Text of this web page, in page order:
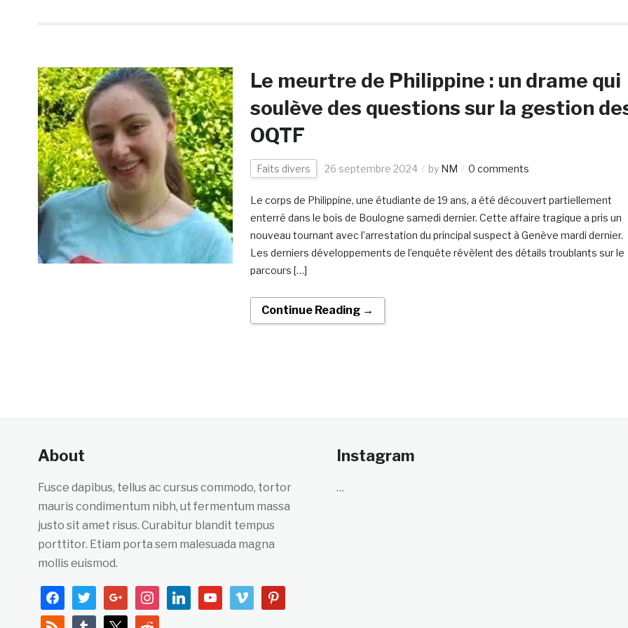
Le meurtre de Philippine : un drame qui
soulève des questions sur la gestion
OQTF
Faits divers 26 septembre 2024 by NM 0 comments
Le corps de Philippine, une étudiante de 19 ans, a été découvert partiellement
enterré dans le bois de Boulogne samedi dernier. Cette affaire tragique a pris un
nouveau tournant avec l’arrestation du principal suspect à Genève mardi dernier.
Les derniers développements de l’enquête révèlent des détails troublants sur le
parcours […]
Continue Reading →
About
Fusce dapibus, tellus ac cursus commodo, tortor
mauris condimentum nibh, ut fermentum massa
justo sit amet risus. Curabitur blandit tempus
porttitor. Etiam porta sem malesuada magna
mollis euismod.
facebooktwittergoogle instagramlinkedinyoutubevimeo pinterest
rss tumblr reddit
Instagram
…